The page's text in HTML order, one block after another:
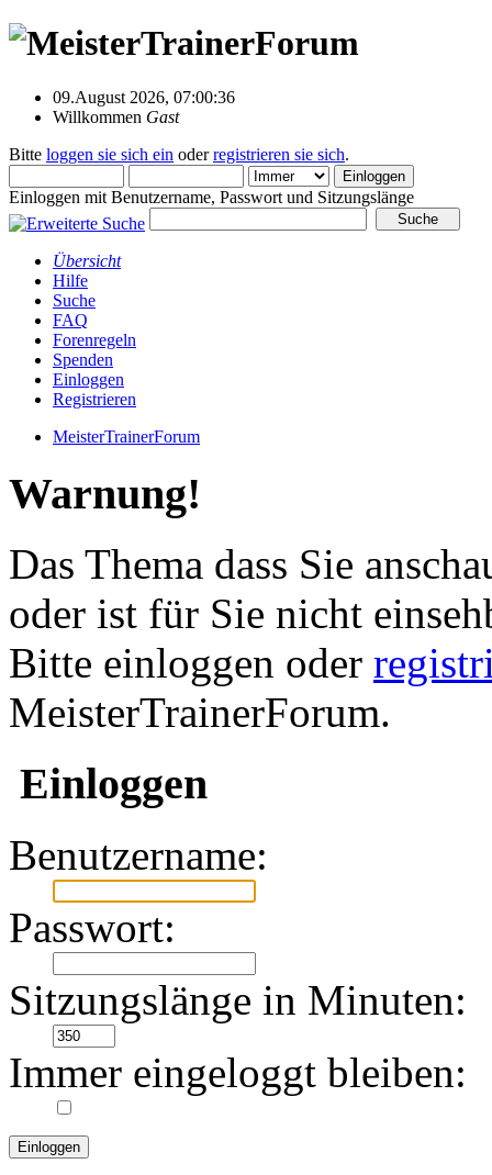
09.August 2026, 07:00:36
Willkommen Gast
Bitte loggen sie sich ein oderregistrieren sie sich.
Einloggen mit Benutzername, Passwort und Sitzungslänge
Übersicht
Hilfe
Suche
FAQ
Forenregeln
Spenden
Einloggen
Registrieren
MeisterTrainerForum
Warnung!
Das Thema dass Sie
oder ist für Sie nicht
Bitte einloggen oder
MeisterTrainerForum.
Einloggen
Benutzername:
Passwort:
Sitzungslänge in Minuten:
Immer eingeloggt bleiben: